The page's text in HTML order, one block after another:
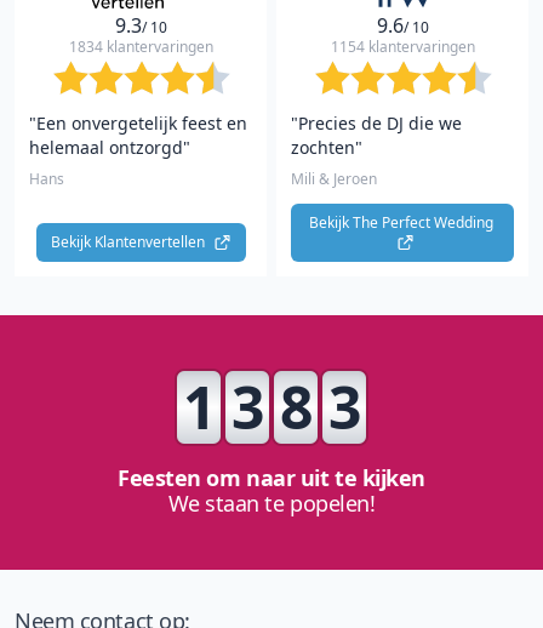
9.3/ 10
1834 klantervaringen
"Een onvergetelijk feest en
helemaal ontzorgd"
Hans
Bekijk Klantenvertellen
9.6/ 10
1154 klantervaringen
"Precies de DJ die we
zochten"
Mili & Jeroen
Bekijk The Perfect Wedding
1 3 8 3
Feesten om naar uit te kijken
We staan te popelen!
Neem contact op: